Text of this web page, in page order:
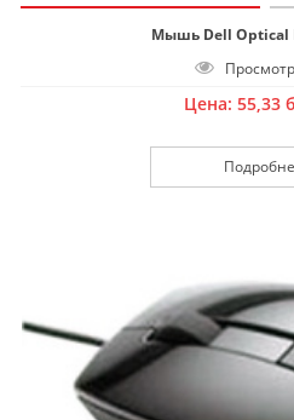
Мышь Dell Optical
Цена: 55,33